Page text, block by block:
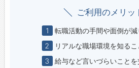
ご利用のメリッ
1
転職活動の手間や面倒が減
2
リアルな職場環境を知る
3
給与など言いづらいこと